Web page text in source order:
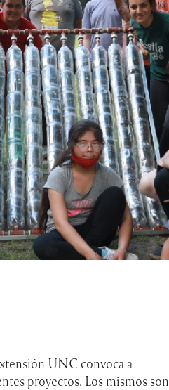
UNC convoca a
proyectos. Los mismos son